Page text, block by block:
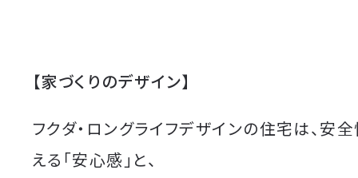
【家づくりのデザイン】
フクダ・ロングライフデザインの住宅は、安
える「安心感」と、